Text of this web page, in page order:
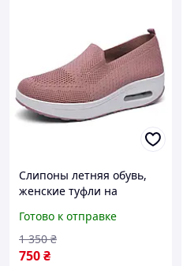
Слипоны летняя обувь,
женские туфли на
мокасины размер 36
розовые Код 68-1021
Готово к отправке
750₴
1 350 ₴